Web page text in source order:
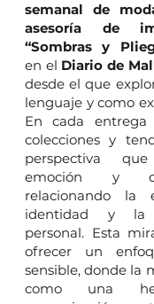
semanal de
asesoría de
“Sombras y
en el Diario de
desde el que
lenguaje y como
En cada entrega
colecciones y
perspectiva
emoción y
relacionando la
identidad y la
personal. Esta
ofrecer un
sensible, donde la
como una